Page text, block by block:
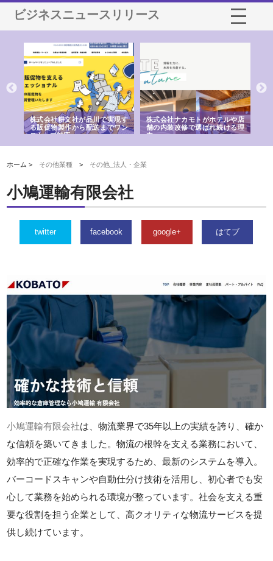
ビジネスニュースリリース
株式会社耕文社が品川で実現す
る販促物製作から配送までワン
ストップ対応
株式会社ナカモトがホテルや店
舗の内装改修で選ばれ続ける理
由
ホーム > その他業種 > その他_法人・企業
小鳩運輸有限会社
twitter facebook google+ はてブ
小鳩運輸有限会社は、物流業界で35年以上の実績を誇り、確か
な信頼を築いてきました。物流の根幹を支える業務において、
効率的で正確な作業を実現するため、最新のシステムを導入。
バーコードスキャンや自動仕分け技術を活用し、初心者でも安
心して業務を始められる環境が整っています。社会を支える重
要な役割を担う企業として、高クオリティな物流サービスを提
供し続けています。